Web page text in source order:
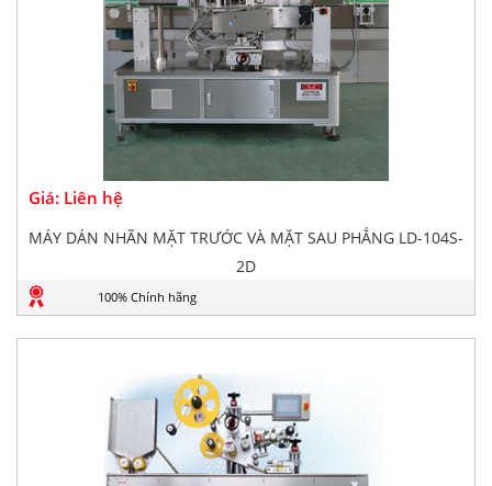
Giá: Liên hệ
MÁY DÁN NHÃN MẶT TRƯỚC VÀ MẶT SAU PHẲNG LD-104S-
2D
100% Chính hãng